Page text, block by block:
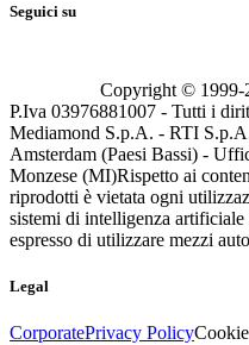
Seguici su
Copyright © 1999-
P.Iva 03976881007 - Tutti i
Mediamond S.p.A. - RTI
Amsterdam (Paesi Bassi) -
Monzese (MI)Rispetto ai
riprodotti è vietata ogni
sistemi di intelligenza
espresso di utilizzare mezzi
Legal
CorporatePrivacy Policy